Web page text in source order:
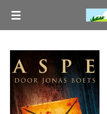
Ga
de
hoofdinhoud